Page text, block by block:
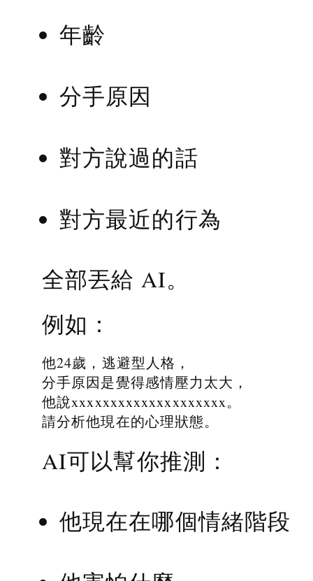
年齡
分手原因
對方說過的話
對方最近的行為
全部丟給 AI。
例如：
他24歲，逃避型人格，
分手原因是覺得感情壓力太大，
他說xxxxxxxxxxxxxxxxxxxx。
請分析他現在的心理狀態。
AI可以幫你推測：
他現在在哪個情緒階段